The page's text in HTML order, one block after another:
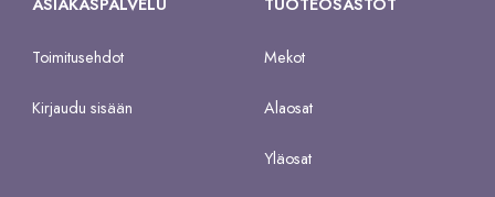
ASIAKASPALVELU
Toimitusehdot
Kirjaudu sisään
TUOTEOSASTOT
Mekot
Alaosat
Yläosat